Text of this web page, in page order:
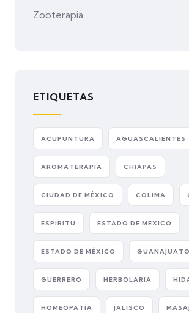
Zooterapia
ETIQUETAS
ACUPUNTURA AGUASCALIENTES
AROMATERAPIA CHIAPAS
CIUDAD DE MÉXICO COLIMA
ESPIRITU ESTADO DE MEXICO
ESTADO DE MÉXICO GUANAJUATO
GUERRERO HERBOLARIA
HOMEOPATÍA JALISCO